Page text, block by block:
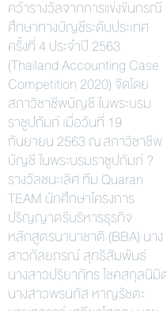
คว้ารางวัลจากการแข่งขันกรณี
ศึกษาทางบัญชีระดับประเทศ
ครั้งที่ 4 ประจำปี 2563
(Thailand Accounting Case
Competition 2020) จัดโดย
สภาวิชาชีพบัญชี ในพระบรม
ราชูปถัมภ์ เมื่อวันที่ 19
กันยายน 2563 ณ สภาวิชาชีพ
บัญชี ในพระบรมราชูปถัมภ์ ?
รางวัลชนะเลิศ ทีม Quaran
TEAM นักศึกษาโครงการ
ปริญญาตรีบริหารธุรกิจ
หลักสูตรนานาชาติ (BBA) นาง
สาวกัลยภรณ์ สุทธิสัมพันธ์
นางสาวปริยาภัทร โชคสกุลนิมิต
นางสาวพรนภัส หาญรัชตะ